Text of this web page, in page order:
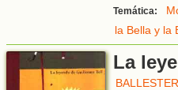
Temática:
la Bella y la
La